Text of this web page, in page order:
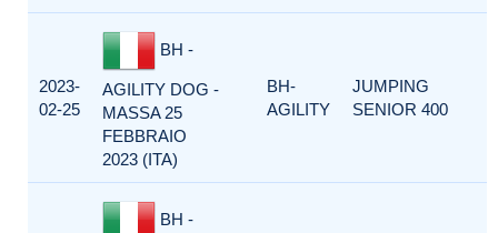
2023-
02-25
BH -
AGILITY DOG -
MASSA 25
FEBBRAIO
2023 (ITA)
BH-
AGILITY
JUMPING
SENIOR 400
BH -